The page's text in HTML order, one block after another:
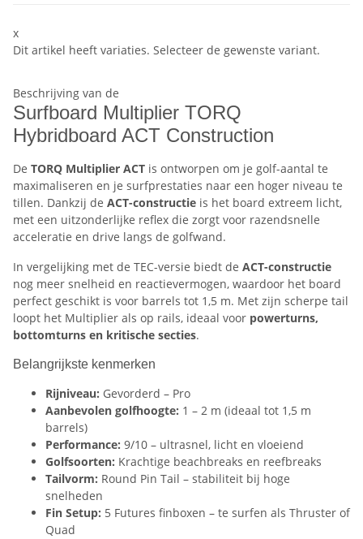
x
Dit artikel heeft variaties. Selecteer de gewenste variant.
Beschrijving van de
Surfboard Multiplier TORQ
Hybridboard ACT Construction
De TORQ Multiplier ACT is ontworpen om je golf-aantal te
maximaliseren en je surfprestaties naar een hoger niveau te
tillen. Dankzij de ACT-constructie is het board extreem licht,
met een uitzonderlijke reflex die zorgt voor razendsnelle
acceleratie en drive langs de golfwand.
In vergelijking met de TEC-versie biedt de ACT-constructie
nog meer snelheid en reactievermogen, waardoor het board
perfect geschikt is voor barrels tot 1,5 m. Met zijn scherpe tail
loopt het Multiplier als op rails, ideaal voor powerturns,
bottomturns en kritische secties.
Belangrijkste kenmerken
Rijniveau: Gevorderd – Pro
Aanbevolen golfhoogte: 1 – 2 m (ideaal tot 1,5 m
barrels)
Performance: 9/10 – ultrasnel, licht en vloeiend
Golfsoorten: Krachtige beachbreaks en reefbreaks
Tailvorm: Round Pin Tail – stabiliteit bij hoge
snelheden
Fin Setup: 5 Futures finboxen – te surfen als Thruster of
Quad